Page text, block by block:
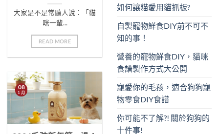
大家是不是常聽人說：「貓
咪一輩...
READ MORE
08
1 月
如何讓貓愛用貓抓板?
自製寵物鮮食DIY前不可不
知的事！
營養的寵物鮮食DIY，貓咪
食譜製作方式大公開
寵愛你的毛孩，適合狗狗寵
物零食DIY食譜
你可能不了解?! 關於狗狗的
十件事!